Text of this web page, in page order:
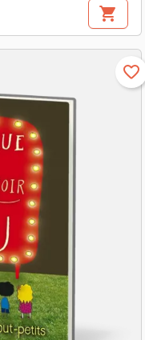
shopping_cart
favorite_border